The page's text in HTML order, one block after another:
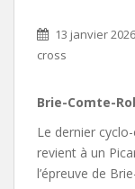
13 janvier 2026
cross
Brie-Comte-
Le dernier
revient à un
l’épreuve de